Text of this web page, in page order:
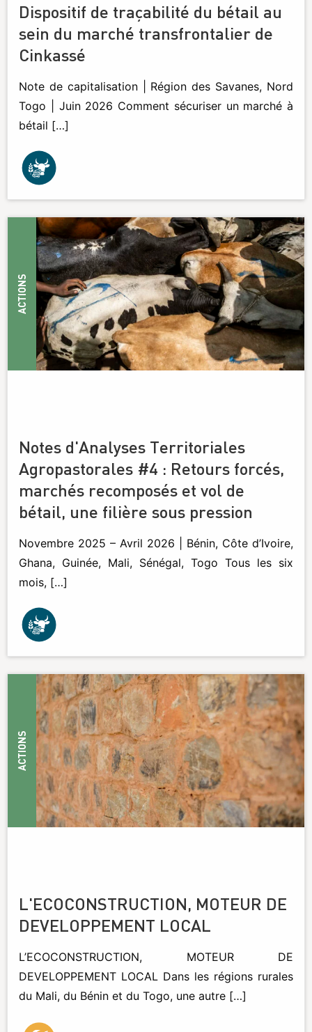
Dispositif de traçabilité du bétail au
sein du marché transfrontalier de
Cinkassé
Note de capitalisation | Région des Savanes, Nord
Togo | Juin 2026 Comment sécuriser un marché à
bétail […]
ACTIONS
Notes d'Analyses Territoriales
Agropastorales #4 : Retours forcés,
marchés recomposés et vol de
bétail, une filière sous pression
Novembre 2025 – Avril 2026 | Bénin, Côte d’Ivoire,
Ghana, Guinée, Mali, Sénégal, Togo Tous les six
mois, […]
ACTIONS
L'ECOCONSTRUCTION, MOTEUR DE
DEVELOPPEMENT LOCAL
L’ECOCONSTRUCTION, MOTEUR DE
DEVELOPPEMENT LOCAL Dans les régions rurales
du Mali, du Bénin et du Togo, une autre […]